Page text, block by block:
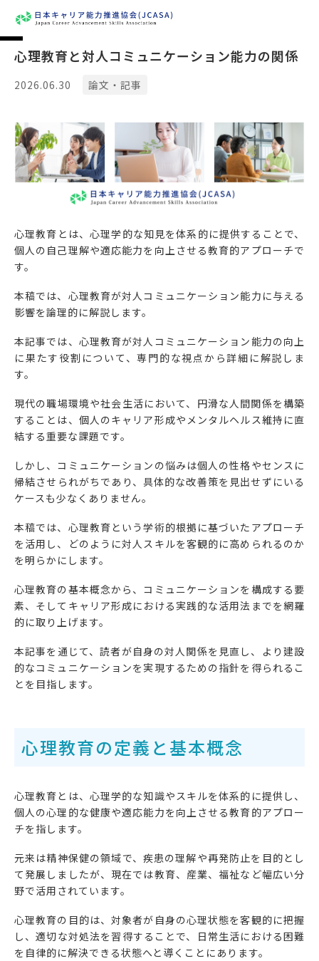
心理教育と対人コミュニケーション能力の関係
2026.06.30 論文・記事
心理教育とは、心理学的な知見を体系的に提供することで、
個人の自己理解や適応能力を向上させる教育的アプローチで
す。
本稿では、心理教育が対人コミュニケーション能力に与える
影響を論理的に解説します。
本記事では、心理教育が対人コミュニケーション能力の向上
に果たす役割について、専門的な視点から詳細に解説しま
す。
現代の職場環境や社会生活において、円滑な人間関係を構築
することは、個人のキャリア形成やメンタルヘルス維持に直
結する重要な課題です。
しかし、コミュニケーションの悩みは個人の性格やセンスに
帰結させられがちであり、具体的な改善策を見出せずにいる
ケースも少なくありません。
本稿では、心理教育という学術的根拠に基づいたアプローチ
を活用し、どのように対人スキルを客観的に高められるのか
を明らかにします。
心理教育の基本概念から、コミュニケーションを構成する要
素、そしてキャリア形成における実践的な活用法までを網羅
的に取り上げます。
本記事を通じて、読者が自身の対人関係を見直し、より建設
的なコミュニケーションを実現するための指針を得られるこ
とを目指します。
心理教育の定義と基本概念
心理教育とは、心理学的な知識やスキルを体系的に提供し、
個人の心理的な健康や適応能力を向上させる教育的アプロー
チを指します。
元来は精神保健の領域で、疾患の理解や再発防止を目的とし
て発展しましたが、現在では教育、産業、福祉など幅広い分
野で活用されています。
心理教育の目的は、対象者が自身の心理状態を客観的に把握
し、適切な対処法を習得することで、日常生活における困難
を自律的に解決できる状態へと導くことにあります。